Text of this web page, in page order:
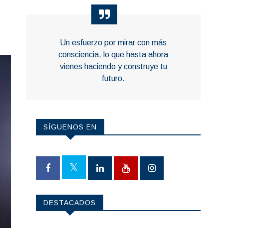
Un esfuerzo por mirar con más
consciencia, lo que hasta ahora
vienes haciendo y construye tu
futuro.
SÍGUENOS EN
DESTACADOS